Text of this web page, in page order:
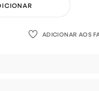
ADICIONAR
ADICIONAR AOS